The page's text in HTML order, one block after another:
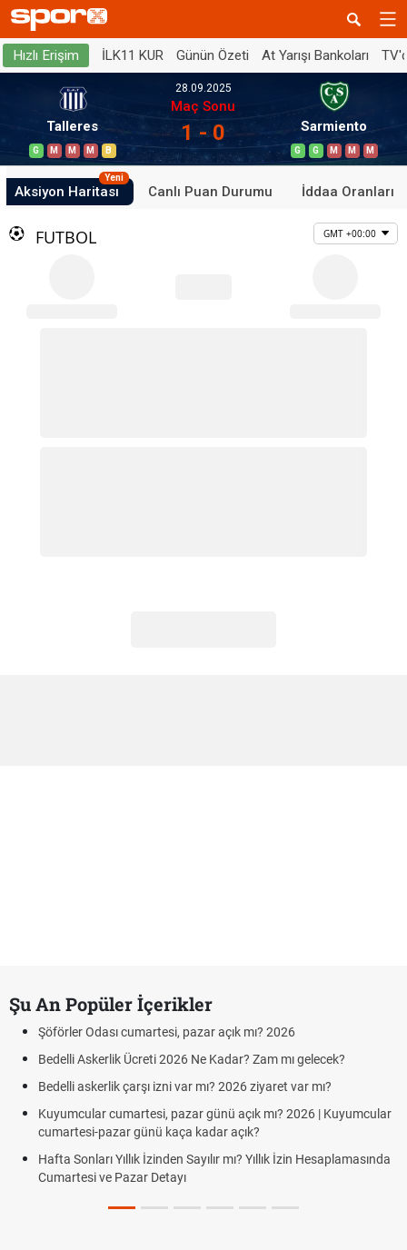
Hızlı Erişim İLK11 KUR Günün Özeti At Yarışı Bankoları
Talleres
G M M M B
28.09.2025
Maç Sonu
1 - 0 Sarmiento
G G M M M
Aksiyon Haritası
Yeni
Canlı Puan Durumu İddaa Oranları
FUTBOL GMT +00:00
Şu An Popüler İçerikler
Şöförler Odası cumartesi, pazar açık mı? 2026
Bedelli Askerlik Ücreti 2026 Ne Kadar? Zam mı gelecek?
Bedelli askerlik çarşı izni var mı? 2026 ziyaret var mı?
Kuyumcular cumartesi, pazar günü açık mı? 2026 | Kuyumcular
cumartesi-pazar günü kaça kadar açık?
Hafta Sonları Yıllık İzinden Sayılır mı? Yıllık İzin Hesaplamasında
Cumartesi ve Pazar Detayı